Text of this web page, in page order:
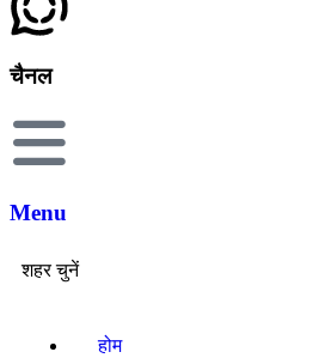
चैनल
Menu
शहर चुनें
होम